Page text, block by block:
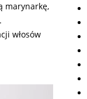
marynarkę,
włosów